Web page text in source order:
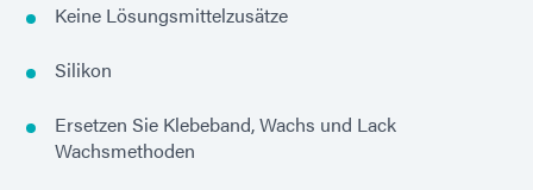
Keine Lösungsmittelzusätze
Silikon
Ersetzen Sie Klebeband, Wachs und Lack
Wachsmethoden